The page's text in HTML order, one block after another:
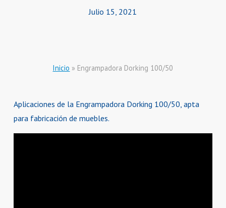
Julio 15, 2021
Inicio » Engrampadora Dorking 100/50
Aplicaciones de la Engrampadora Dorking 100/50, apta
para fabricación de muebles.